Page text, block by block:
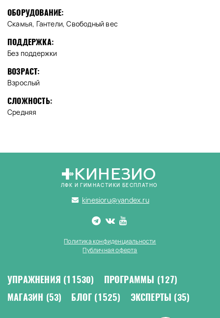
ОБОРУДОВАНИЕ:
Скамья, Гантели, Свободный вес
ПОДДЕРЖКА:
Без поддержки
ВОЗРАСТ:
Взрослый
СЛОЖНОСТЬ:
Средняя
КИНЕЗИО
ЛФК И ГИМНАСТИКИ БЕСПЛАТНО
kinesioru@yandex.ru
Политика конфиденциальности
Публичная оферта
УПРАЖНЕНИЯ (11530) ПРОГРАММЫ (127)
МАГАЗИН (53) БЛОГ (1525) ЭКСПЕРТЫ (35)